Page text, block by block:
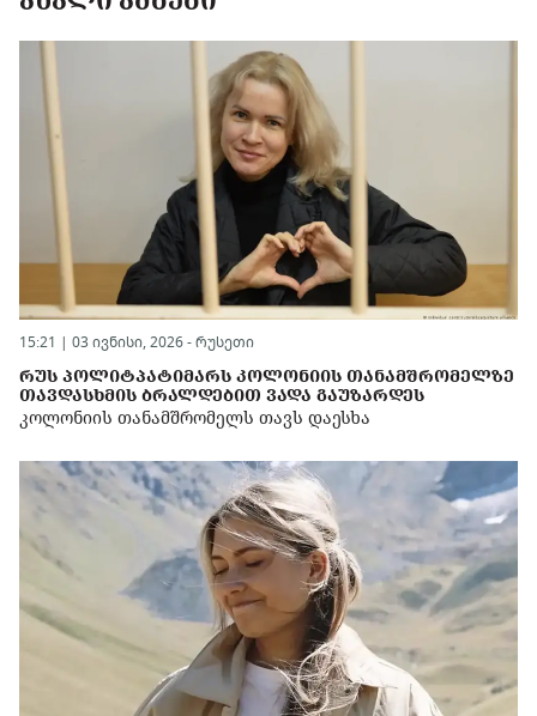
15:21 | 03 ივნისი, 2026 - რუსეთი
ᲠᲣᲡ ᲞᲝᲚᲘᲢᲞᲐᲢᲘᲛᲐᲠᲡ ᲙᲝᲚᲝᲜᲘᲘᲡ ᲗᲐᲜᲐᲛᲨᲠᲝᲛᲔᲚᲖᲔ
ᲗᲐᲕᲓᲐᲡᲮᲛᲘᲡ ᲑᲠᲐᲚᲓᲔᲑᲘᲗ ᲕᲐᲓᲐ ᲒᲐᲣᲖᲐᲠᲓᲔᲡ
კოლონიის თანამშრომელს თავს დაესხა